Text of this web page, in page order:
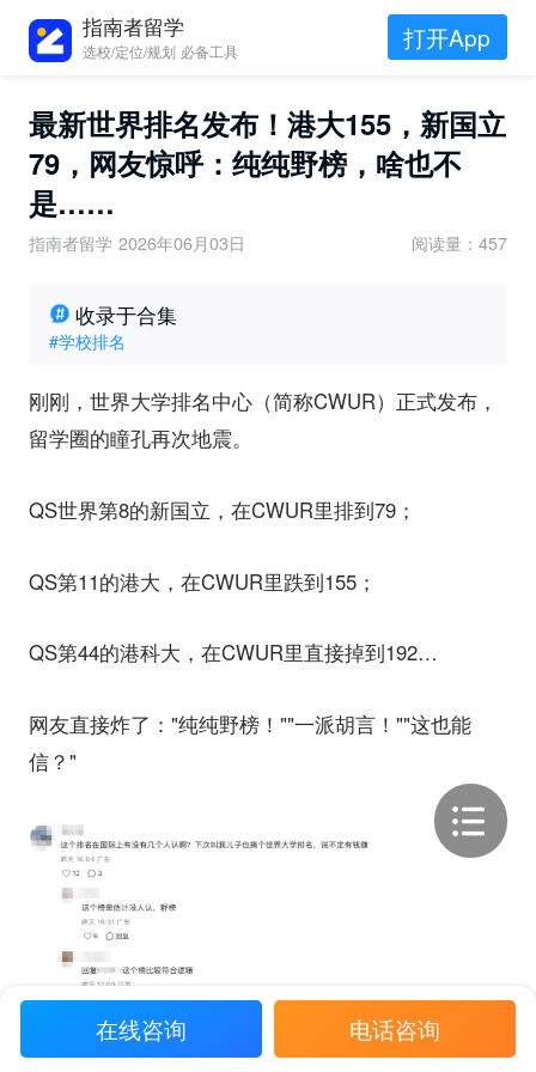
指南者留学
选校/定位/规划 必备工具 打开App
最新世界排名发布！港大155，新国立
79，网友惊呼：纯纯野榜，啥也不
是……
指南者留学 2026年06月03日 阅读量：457
收录于合集
#学校排名
刚刚，世界大学排名中心（简称CWUR）正式发布，
留学圈的瞳孔再次地震。
QS世界第8的新国立，在CWUR里排到79；
QS第11的港大，在CWUR里跌到155；
QS第44的港科大，在CWUR里直接掉到192…
网友直接炸了："纯纯野榜！""一派胡言！""这也能
信？"
在线咨询 电话咨询